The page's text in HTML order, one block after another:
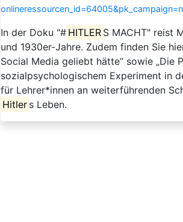
In der Doku "# HITLER S MACHT" reist
und 1930er-Jahre. Zudem finden Sie
Social Media geliebt hätte“ sowie „Die
sozialpsychologischem Experiment in
für Lehrer*innen an weiterführenden
Hitler s Leben.